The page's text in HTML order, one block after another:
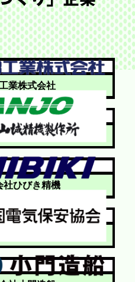
業株式会社
山城精機製作所
社ひびき精機